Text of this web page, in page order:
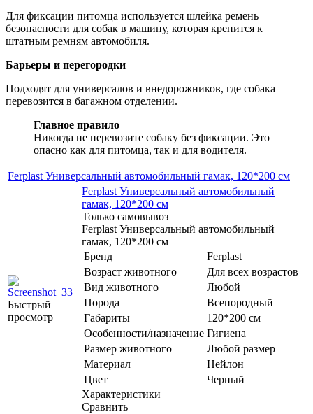
Для фиксации питомца используется шлейка ремень
безопасности для собак в машину, которая крепится к
штатным ремням автомобиля.
Барьеры и перегородки
Подходят для универсалов и внедорожников, где собака
перевозится в багажном отделении.
Главное правило
Никогда не перевозите собаку без фиксации. Это
опасно как для питомца, так и для водителя.
Ferplast Универсальный автомобильный гамак, 120*200 см
Быстрый
просмотр
Ferplast Универсальный автомобильный
гамак, 120*200 см
Только самовывоз
Ferplast Универсальный автомобильный
гамак, 120*200 см
Бренд
Ferplast
Возраст животного
Для всех возрастов
Вид животного
Любой
Порода
Всепородный
Габариты
120*200 см
Особенности/назначение Гигиена
Размер животного
Любой размер
Материал
Нейлон
Цвет
Черный
Характеристики
Сравнить